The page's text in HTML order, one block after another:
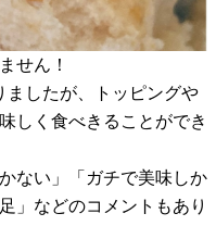
せん！
ましたが、トッピングや
しく食べきることができ
ない」「ガチで美味しか
」などのコメントもあり